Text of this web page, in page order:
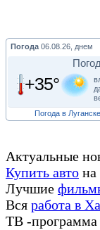
Погода 06.08.26, днем
+35°
Погода в Луганске
Актуальные
Купить авто на
Лучшие
Вся работа в
ТВ -программа